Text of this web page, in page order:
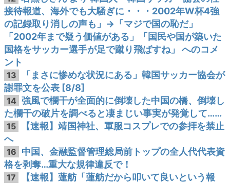
接待報道、海外でも大騒ぎに・・・2002年W杯4強
の記録取り消しの声も」→「マジで国の恥だ」
「2002年まで疑う価値がある」「国民や国が築いた
国格をサッカー選手が足で蹴り飛ばすね」 へのコメ
ント
13
「まさに惨めな状況にある」韓国サッカー協会が
謝罪文を公表 [8/8]
14 強風で欄干が全面的に倒壊した中国の橋、倒壊し
た欄干の破片を調べると凄まじい事実が発覚して……
15
【速報】靖国神社、軍服コスプレでの参拝を禁止
へ
16 中国、金融監督管理総局前トップの全人代代表資
格を剥奪…重大な規律違反で！
17
【速報】蓮舫「蓮舫だから叩いて良いという報